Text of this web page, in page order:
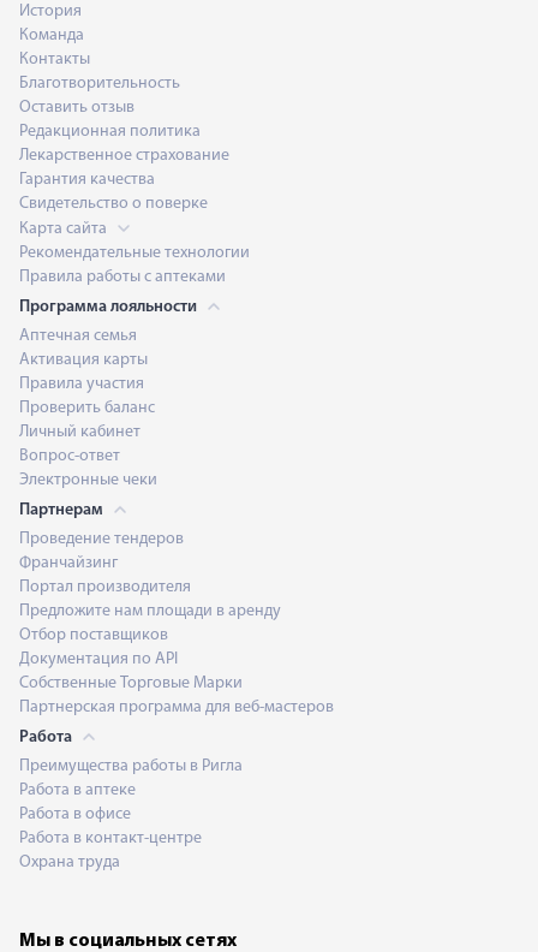
История
Команда
Контакты
Благотворительность
Оставить отзыв
Редакционная политика
Лекарственное страхование
Гарантия качества
Свидетельство о поверке
Карта сайта
Рекомендательные технологии
Правила работы с аптеками
Программа лояльности
Аптечная семья
Активация карты
Правила участия
Проверить баланс
Личный кабинет
Вопрос-ответ
Электронные чеки
Партнерам
Проведение тендеров
Франчайзинг
Портал производителя
Предложите нам площади в аренду
Отбор поставщиков
Документация по API
Собственные Торговые Марки
Партнерская программа для веб-мастеров
Работа
Преимущества работы в Ригла
Работа в аптеке
Работа в офисе
Работа в контакт-центре
Охрана труда
Мы в социальных сетях